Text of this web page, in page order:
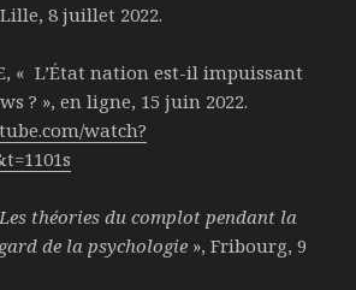
Lille, 8 juillet 2022.
« L’État nation est-il impuissant
? », en ligne, 15 juin 2022.
watch?
Les théories du complot pendant la
de la psychologie », Fribourg, 9